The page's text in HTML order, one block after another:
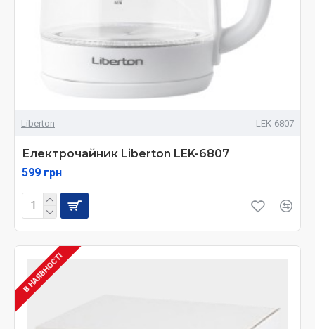
Liberton LEK-6807
Електрочайник Liberton LEK-6807
599 грн
В НАЯВНОСТІ